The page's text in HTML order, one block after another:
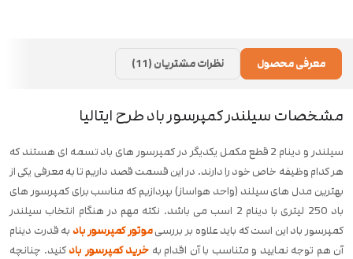
معرفی محصول نظرات مشتریان (11)
مشخصات سیلندر کمپرسور باد طرح ایتالیا
سیلندر و دینام 2 قطع مکمل یکدیگر در کمپرسور های باد تسمه ای هستند که
هر کدام وظیفه خاص خود را دارند. در این قسمت قصد داریم تا به معرفی یکی از
بهترین مدل های سیلند (واحد هواساز) بپردازیم که مناسب برای کمپرسور های
باد 250 لیتری با دینام 2 اسب می باشد. نکته مهم در هنگام انتخاب سیلندر
کمپرسور باد این است که باید علاوه بر بررسیموتور کمپرسور باد به قدرت دینام
آن هم توجه نمایید و متناسب با آن اقدام به خرید کمپرسور باد کنید. چنانچه